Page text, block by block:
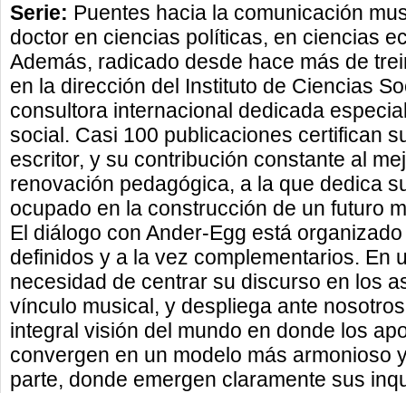
Serie: Puentes hacia la comunicación
doctor en ciencias políticas, en ciencias
Además, radicado desde hace más de
en la dirección del Instituto de Ciencias
consultora internacional dedicada
social. Casi 100 publicaciones certifican
escritor, y su contribución constante al
renovación pedagógica, a la que dedica
ocupado en la construcción de un futuro
El diálogo con Ander-Egg está
definidos y a la vez complementarios. En
necesidad de centrar su discurso en los
vínculo musical, y despliega ante
integral visión del mundo en donde los
convergen en un modelo más armonioso
parte, donde emergen claramente sus